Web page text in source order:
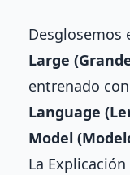
Desglosemos
Large
entrenado
Language
Model
La